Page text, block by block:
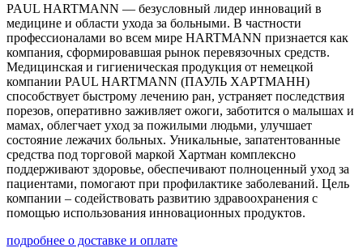
PAUL HARTMANN — безусловный лидер инноваций в
медицине и области ухода за больными. В частности
профессионалами во всем мире HARTMANN признается как
компания, сформировавшая рынок перевязочных средств.
Медицинская и гигиеническая продукция от немецкой
компании PAUL HARTMANN (ПАУЛЬ ХАРТМАНН)
способствует быстрому лечению ран, устраняет последствия
порезов, оперативно заживляет ожоги, заботится о малышах и
мамах, облегчает уход за пожилыми людьми, улучшает
состояние лежачих больных. Уникальные, запатентованные
средства под торговой маркой Хартман комплексно
поддерживают здоровье, обеспечивают полноценный уход за
пациентами, помогают при профилактике заболеваний. Цель
компании – содействовать развитию здравоохранения с
помощью использования инновационных продуктов.
подробнее о доставке и оплате